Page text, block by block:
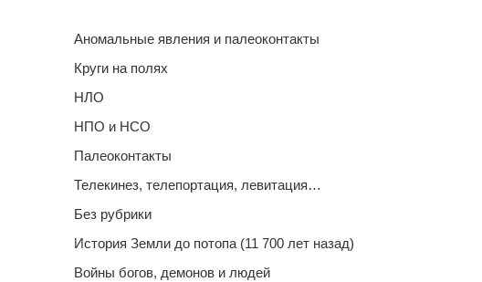
Аномальные явления и палеоконтакты
Круги на полях
НЛО
НПО и НСО
Палеоконтакты
Телекинез, телепортация, левитация…
Без рубрики
История Земли до потопа (11 700 лет назад)
Войны богов, демонов и людей